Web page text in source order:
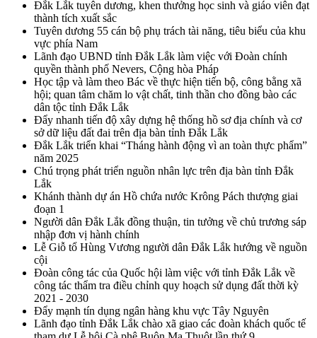
Đắk Lắk tuyên dương, khen thưởng học sinh và giáo viên đạt
thành tích xuất sắc
Tuyên dương 55 cán bộ phụ trách tài năng, tiêu biểu của khu
vực phía Nam
Lãnh đạo UBND tỉnh Đắk Lắk làm việc với Đoàn chính
quyền thành phố Nevers, Cộng hòa Pháp
Học tập và làm theo Bác về thực hiện tiến bộ, công bằng xã
hội; quan tâm chăm lo vật chất, tinh thần cho đồng bào các
dân tộc tỉnh Đắk Lắk
Đẩy nhanh tiến độ xây dựng hệ thống hồ sơ địa chính và cơ
sở dữ liệu đất đai trên địa bàn tỉnh Đắk Lắk
Đắk Lắk triển khai “Tháng hành động vì an toàn thực phẩm”
năm 2025
Chú trọng phát triển nguồn nhân lực trên địa bàn tỉnh Đắk
Lắk
Khánh thành dự án Hồ chứa nước Krông Pách thượng giai
đoạn 1
Người dân Đắk Lắk đồng thuận, tin tưởng về chủ trương sáp
nhập đơn vị hành chính
Lễ Giỗ tổ Hùng Vương người dân Đắk Lắk hướng về nguồn
cội
Đoàn công tác của Quốc hội làm việc với tỉnh Đắk Lắk về
công tác thẩm tra điều chỉnh quy hoạch sử dụng đất thời kỳ
2021 - 2030
Đẩy mạnh tín dụng ngân hàng khu vực Tây Nguyên
Lãnh đạo tỉnh Đắk Lắk chào xã giao các đoàn khách quốc tế